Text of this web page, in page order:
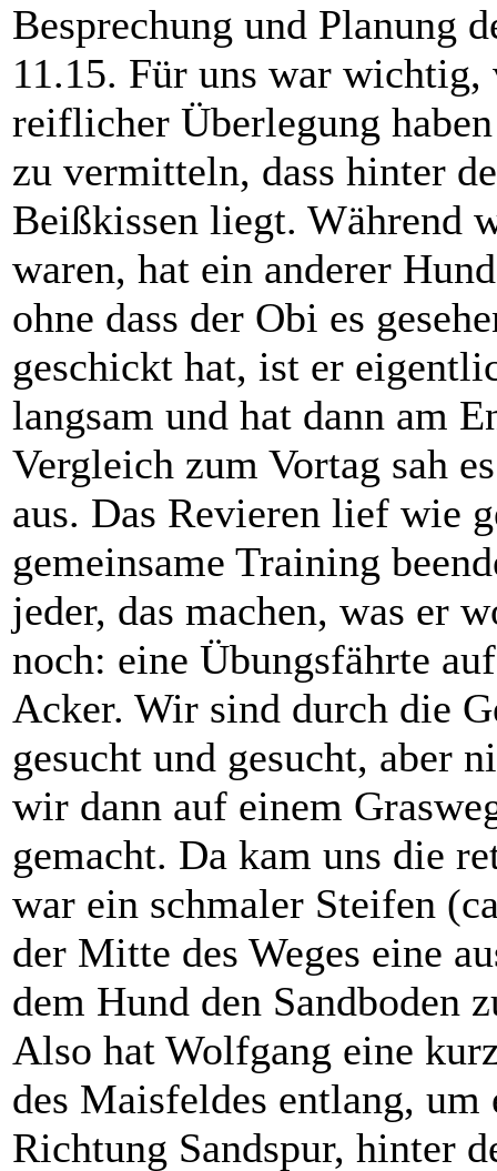
Besprechung und Planung
11.15. Für uns war wichtig,
reiflicher Überlegung
zu vermitteln, dass hinter
Beißkissen liegt. Während
waren, hat ein anderer
ohne dass der Obi es
geschickt hat, ist er
langsam und hat dann am
Vergleich zum Vortag sah
aus. Das Revieren lief wie
gemeinsame Training
jeder, das machen, was er
noch: eine Übungsfährte
Acker. Wir sind durch die
gesucht und gesucht, aber
wir dann auf einem
gemacht. Da kam uns die
war ein schmaler Steifen
der Mitte des Weges eine
dem Hund den Sandboden
Also hat Wolfgang eine
des Maisfeldes entlang,
Richtung Sandspur, hinter